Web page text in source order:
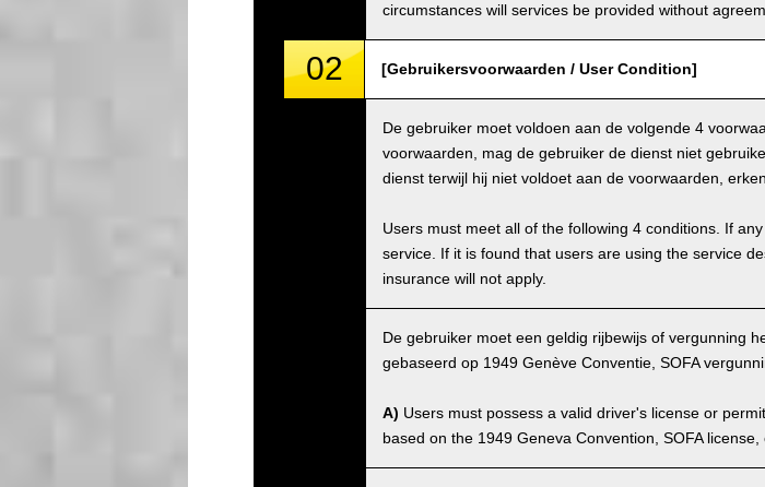
circumstances will services be provided without
02 [Gebruikersvoorwaarden / User Condition]
De gebruiker moet voldoen aan de volgende 4
voorwaarden, mag de gebruiker de dienst niet
dienst terwijl hij niet voldoet aan de voorwaarden,
Users must meet all of the following 4 conditions. If
service. If it is found that users are using the service
insurance will not apply.
De gebruiker moet een geldig rijbewijs of vergunning
gebaseerd op 1949 Genève Conventie, SOFA
A) Users must possess a valid driver's license or
based on the 1949 Geneva Convention, SOFA license,